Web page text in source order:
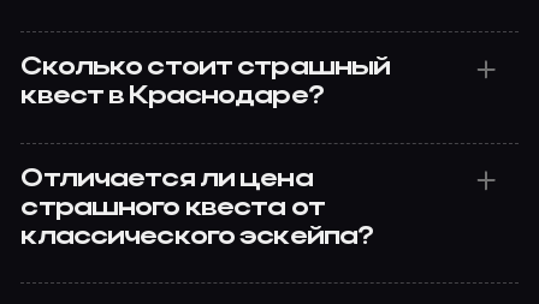
Сколько стоит страшный
квест в Краснодаре?
Отличается ли цена
страшного квеста от
классического эскейпа?